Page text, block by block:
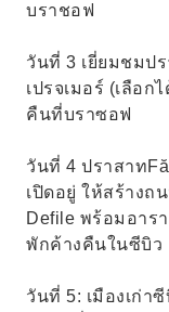
บราชอฟ
วันที่ 3 เยี่ยมชมป
เปรจเมอร์ (เลือ
คืนที่บราซอฟ
วันที่ 4 ปราสาท
เปิดอยู่ ให้สร้างถ
Defile พร้อมอาร
พักค้างคืนในซีบิว
วันที่ 5: เมืองเก่า